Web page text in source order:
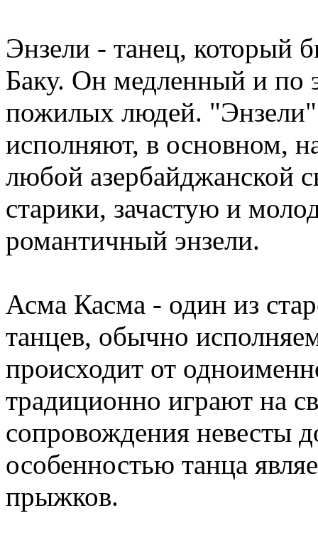
Энзели - танец, который
Баку. Он медленный и по
пожилых людей.
исполняют, в основном,
любой азербайджанской
старики, зачастую и
романтичный энзели.
Асма Касма - один из
танцев, обычно
происходит от
традиционно играют на
сопровождения невесты
особенностью танца
прыжков.